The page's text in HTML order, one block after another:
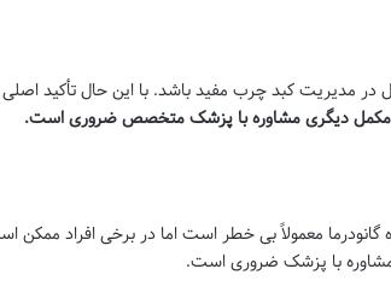
در مدیریت کبد چرب مفید باشد. با این حال تأکید
مکمل دیگری مشاوره با پزشک متخصص ضروری است.
گانودرما معمولاً بی خطر است اما در برخی افراد
مشاوره با پزشک ضروری است.